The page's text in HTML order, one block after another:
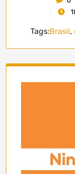
Tags:Brasil,